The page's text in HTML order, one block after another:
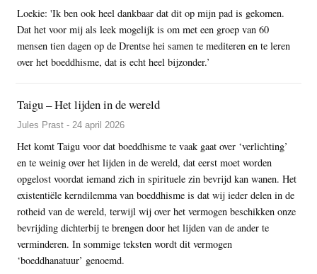
Loekie: 'Ik ben ook heel dankbaar dat dit op mijn pad is gekomen.
Dat het voor mij als leek mogelijk is om met een groep van 60
mensen tien dagen op de Drentse hei samen te mediteren en te leren
over het boeddhisme, dat is echt heel bijzonder.’
Taigu – Het lijden in de wereld
Jules Prast - 24 april 2026
Het komt Taigu voor dat boeddhisme te vaak gaat over ‘verlichting’
en te weinig over het lijden in de wereld, dat eerst moet worden
opgelost voordat iemand zich in spirituele zin bevrijd kan wanen. Het
existentiële kerndilemma van boeddhisme is dat wij ieder delen in de
rotheid van de wereld, terwijl wij over het vermogen beschikken onze
bevrijding dichterbij te brengen door het lijden van de ander te
verminderen. In sommige teksten wordt dit vermogen
‘boeddhanatuur’ genoemd.